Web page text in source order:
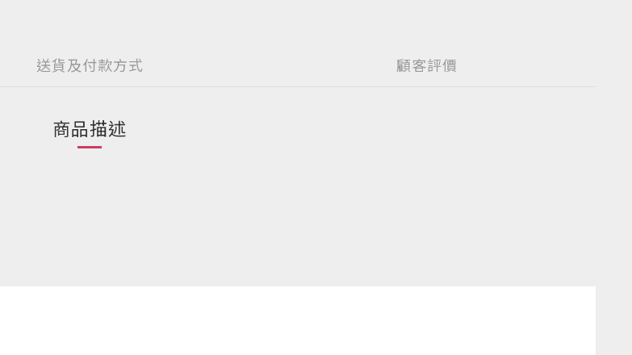
送貨及付款方式 顧客評價
商品描述